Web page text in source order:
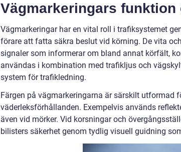
Vägmarkeringars funktion
Vägmarkeringar har en vital roll i trafiksystemet
förare att fatta säkra beslut vid körning. De vita
signaler som informerar om bland annat körfält,
användas i kombination med trafikljus och
system för trafikledning.
Färgen på vägmarkeringarna är särskilt utformad
väderleksförhållanden. Exempelvis används
även vid mörker. Vid korsningar och
bilisters säkerhet genom tydlig visuell guidning